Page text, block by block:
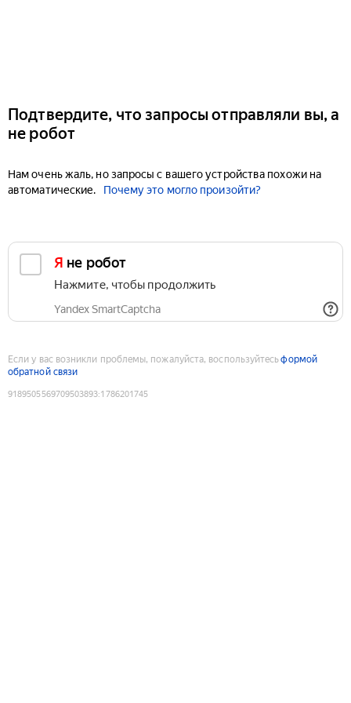
Подтвердите, что запросы отправляли вы, а
не робот
Нам очень жаль, но запросы с вашего устройства похожи на
автоматические.
Почему это могло произойти?
Я не робот
Нажмите, чтобы продолжить
Yandex SmartCaptcha
Если у вас возникли проблемы, пожалуйста, воспользуйтесьформой
обратной связи
9189505569709503893:1786201745